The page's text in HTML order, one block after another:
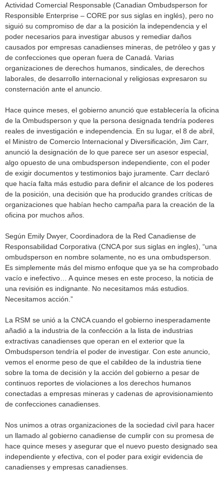
Actividad Comercial Responsable (Canadian Ombudsperson for
Responsible Enterprise – CORE por sus siglas en inglés), pero no
siguió su compromiso de dar a la posición la independencia y el
poder necesarios para investigar abusos y remediar daños
causados por empresas canadienses mineras, de petróleo y gas y
de confecciones que operan fuera de Canadá. Varias
organizaciones de derechos humanos, sindicales, de derechos
laborales, de desarrollo internacional y religiosas expresaron su
consternación ante el anuncio.
Hace quince meses, el gobierno anunció que establecería la oficina
de la Ombudsperson y que la persona designada tendría poderes
reales de investigación e independencia. En su lugar, el 8 de abril,
el Ministro de Comercio Internacional y Diversificación, Jim Carr,
anunció la designación de lo que parece ser un asesor especial,
algo opuesto de una ombudsperson independiente, con el poder
de exigir documentos y testimonios bajo juramente. Carr declaró
que hacía falta más estudio para definir el alcance de los poderes
de la posición, una decisión que ha producido grandes críticas de
organizaciones que habían hecho campaña para la creación de la
oficina por muchos años.
Según Emily Dwyer, Coordinadora de la Red Canadiense de
Responsabilidad Corporativa (CNCA por sus siglas en ingles), “una
ombudsperson en nombre solamente, no es una ombudsperson.
Es simplemente más del mismo enfoque que ya se ha comprobado
vacío e inefectivo… A quince meses en este proceso, la noticia de
una revisión es indignante. No necesitamos más estudios.
Necesitamos acción.”
La RSM se unió a la CNCA cuando el gobierno inesperadamente
añadió a la industria de la confección a la lista de industrias
extractivas canadienses que operan en el exterior que la
Ombudsperson tendría el poder de investigar. Con este anuncio,
vemos el enorme peso de que el cabildeo de la industria tiene
sobre la toma de decisión y la acción del gobierno a pesar de
continuos reportes de violaciones a los derechos humanos
conectadas a empresas mineras y cadenas de aprovisionamiento
de confecciones canadienses.
Nos unimos a otras organizaciones de la sociedad civil para hacer
un llamado al gobierno canadiense de cumplir con su promesa de
hace quince meses y asegurar que el nuevo puesto designado sea
independiente y efectiva, con el poder para exigir evidencia de
canadienses y empresas canadienses.